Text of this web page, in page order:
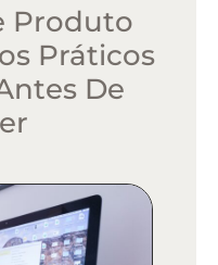
Produto
Práticos
De